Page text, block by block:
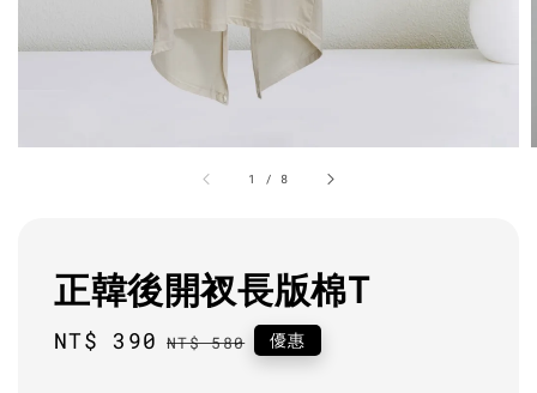
1 / 8
正韓後開衩長版棉T
Sale
NT$ 390 Regular
NT$ 580 優惠